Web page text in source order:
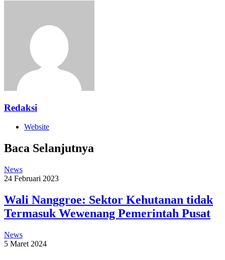
Redaksi
Website
Baca Selanjutnya
News
24 Februari 2023
Wali Nanggroe: Sektor Kehutanan tidak
Termasuk Wewenang Pemerintah Pusat
News
5 Maret 2024